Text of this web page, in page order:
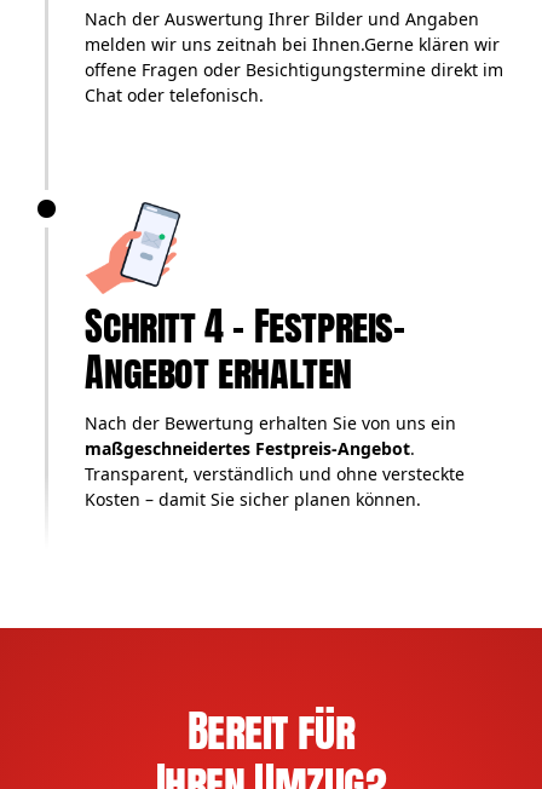
Nach der Auswertung Ihrer Bilder und Angaben
melden wir uns zeitnah bei Ihnen.Gerne klären wir
offene Fragen oder Besichtigungstermine direkt im
Chat oder telefonisch.
Schritt 4 – Festpreis-
Angebot erhalten
Nach der Bewertung erhalten Sie von uns ein
maßgeschneidertes Festpreis-Angebot.
Transparent, verständlich und ohne versteckte
Kosten – damit Sie sicher planen können.
Bereit für